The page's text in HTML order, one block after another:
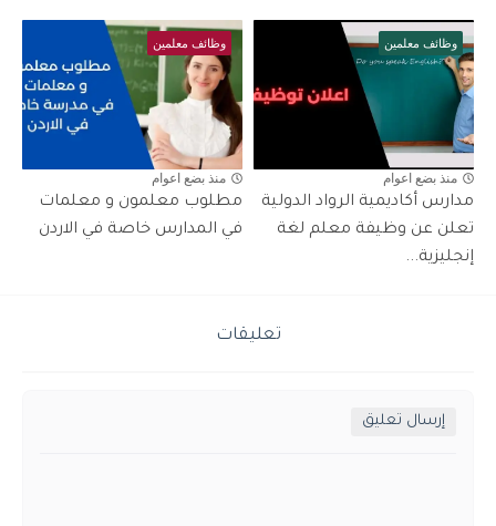
وظائف معلمين
منذ بضع اعوام
مدارس أكاديمية الرواد الدولية
تعلن عن وظيفة معلم لغة
إنجليزية...
وظائف معلمين
منذ بضع اعوام
مطلوب معلمون و معلمات
في المدارس خاصة في الاردن
تعليقات
إرسال تعليق